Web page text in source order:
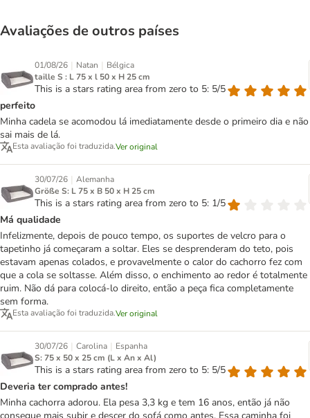
Avaliações de outros países
01/08/26 | Natan | Bélgica
taille S : L 75 x l 50 x H 25 cm
This is a stars rating area from zero to 5: 5/5
perfeito
Minha cadela se acomodou lá imediatamente desde o primeiro dia e não
sai mais de lá.
Esta avaliação foi traduzida.Ver original
30/07/26 | Alemanha
Größe S: L 75 x B 50 x H 25 cm
This is a stars rating area from zero to 5: 1/5
Má qualidade
Infelizmente, depois de pouco tempo, os suportes de velcro para o
tapetinho já começaram a soltar. Eles se desprenderam do teto, pois
estavam apenas colados, e provavelmente o calor do cachorro fez com
que a cola se soltasse. Além disso, o enchimento ao redor é totalmente
ruim. Não dá para colocá-lo direito, então a peça fica completamente
sem forma.
Esta avaliação foi traduzida.Ver original
30/07/26 | Carolina | Espanha
S: 75 x 50 x 25 cm (L x An x Al)
This is a stars rating area from zero to 5: 5/5
Deveria ter comprado antes!
Minha cachorra adorou. Ela pesa 3,3 kg e tem 16 anos, então já não